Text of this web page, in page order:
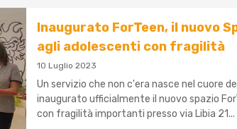
Inaugurato ForTeen, il nuovo
agli adolescenti con fragilità
10 Luglio 2023
Un servizio che non c'era nasce nel cuore
inaugurato ufficialmente il nuovo spazio
con fragilità importanti presso via Libia 21...